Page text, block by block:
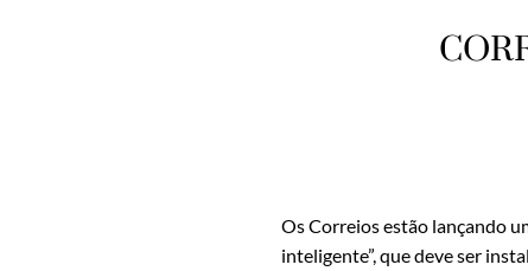
Os Correios estão lançando
inteligente”, que deve ser